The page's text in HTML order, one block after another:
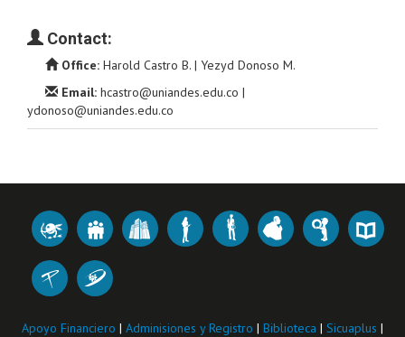
Contact:
Office: Harold Castro B. | Yezyd Donoso M.
Email: hcastro@uniandes.edu.co |
ydonoso@uniandes.edu.co
Apoyo Financiero | Adminisiones y Registro | Biblioteca | Sicuaplus |